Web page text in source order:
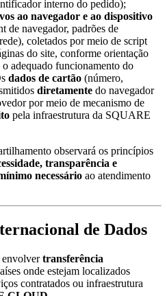
interno do pedido);
ao navegador e ao dispositivo
navegador, padrões de
coletados por meio de script
do site, conforme orientação
adequado funcionamento do
dados de cartão (número,
diretamente do navegador
por meio de mecanismo de
pela infraestrutura da SQUARE
observará os princípios
transparência e
necessário ao atendimento
de Dados
envolver transferência
onde estejam localizados
contratados ou infraestrutura